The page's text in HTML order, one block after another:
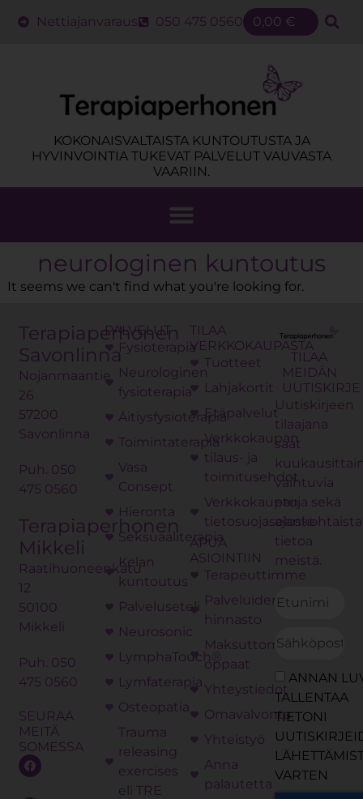
Nettiajanvaraus 050 475 0560 0,00 €
KOKONAISVALTAISTA KUNTOUTUSTA JA
HYVINVOINTIA TUKEVAT PALVELUT VAUVASTA
VAARIIN.
neurologinen kuntoutus
It seems we can't find what you're looking for.
Terapiaperhonen
Savonlinna
Nojanmaantie
26
57200
Savonlinna
Puh. 050
475 0560
Terapiaperhonen
Mikkeli
Raatihuoneenkatu
12
50100
Mikkeli
Puh. 050
475 0560
SEURAA
MEITÄ
SOMESSA
PALVELUT
Fysioterapia
Neurologinen
fysioterapia
Äitiysfysioterapia
Toimintaterapia
Vasa
Consept
Hieronta
Seksuaaliterapia
Kelan
kuntoutus
Palveluseteli
Neurosonic
LymphaTouch®
Lymfaterapia
Osteopatia
Trauma
releasing
exercises
eli TRE
TILAA
VERKKOKAUPASTA
Tuotteet
Lahjakortit
Etäpalvelut
Verkkokaupan
tilaus- ja
toimitusehdot
Verkkokaupan
tietosuojaseloste
APUA
ASIOINTIIN
Terapeuttimme
Palveluiden
hinnasto
Maksuttomat
oppaat
Yhteystiedot
Omavalvonta
Yhteistyö
Anna
palautetta
TILAA
MEIDÄN
UUTISKIRJE
Uutiskirjeen
tilaajana
saat
vaihtuvia
etuja sekä
ajankohtaista
tietoa
meistä.
ANNAN
TALLENTAA
TIETONI
VARTEN